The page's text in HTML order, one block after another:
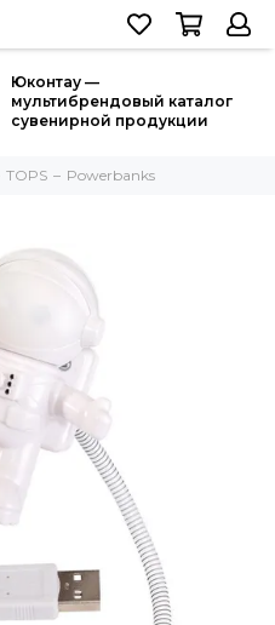
Юконтау —
мультибрендовый каталог
сувенирной продукции
TOPS Powerbanks